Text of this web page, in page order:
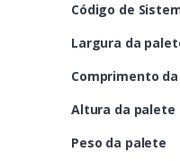
Código de
Largura da
Comprimento
Altura da palete
Peso da palete